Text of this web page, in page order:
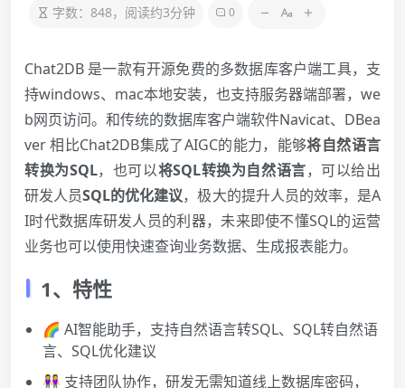
字数：848，阅读约3分钟 0
Chat2DB 是一款有开源免费的多数据库客户端工具，支
持windows、mac本地安装，也支持服务器端部署，we
b网页访问。和传统的数据库客户端软件Navicat、DBea
ver 相比Chat2DB集成了AIGC的能力，能够将自然语言
转换为SQL，也可以将SQL转换为自然语言，可以给出
研发人员SQL的优化建议，极大的提升人员的效率，是A
I时代数据库研发人员的利器，未来即使不懂SQL的运营
业务也可以使用快速查询业务数据、生成报表能力。
1、特性
🌈 AI智能助手，支持自然语言转SQL、SQL转自然语
言、SQL优化建议
👭 支持团队协作，研发无需知道线上数据库密码，